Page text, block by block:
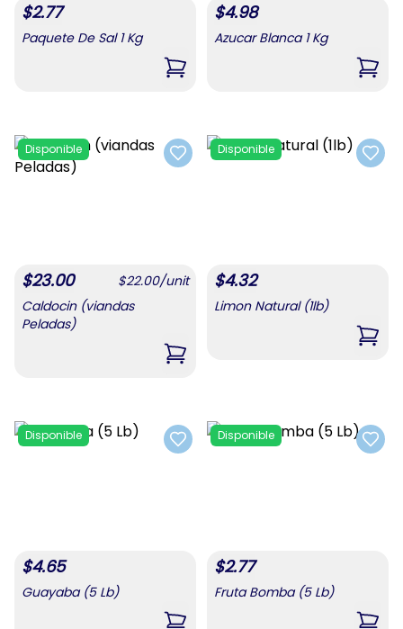
$2.77
Paquete De Sal 1 Kg
,Paquete De Sal 1 Kg
$4.98
Azucar Blanca 1 Kg
,
Add to favorites
Disponible
$23.00 $22.00/unit
Caldocin (viandas
Peladas)
,Caldocin (viandas Peladas)
Add
Disponible
$4.32
Limon Natural (1lb)
,
Add to favorites
Disponible
$4.65
Guayaba (5 Lb)
Add
Disponible
$2.77
Fruta Bomba (5 Lb)